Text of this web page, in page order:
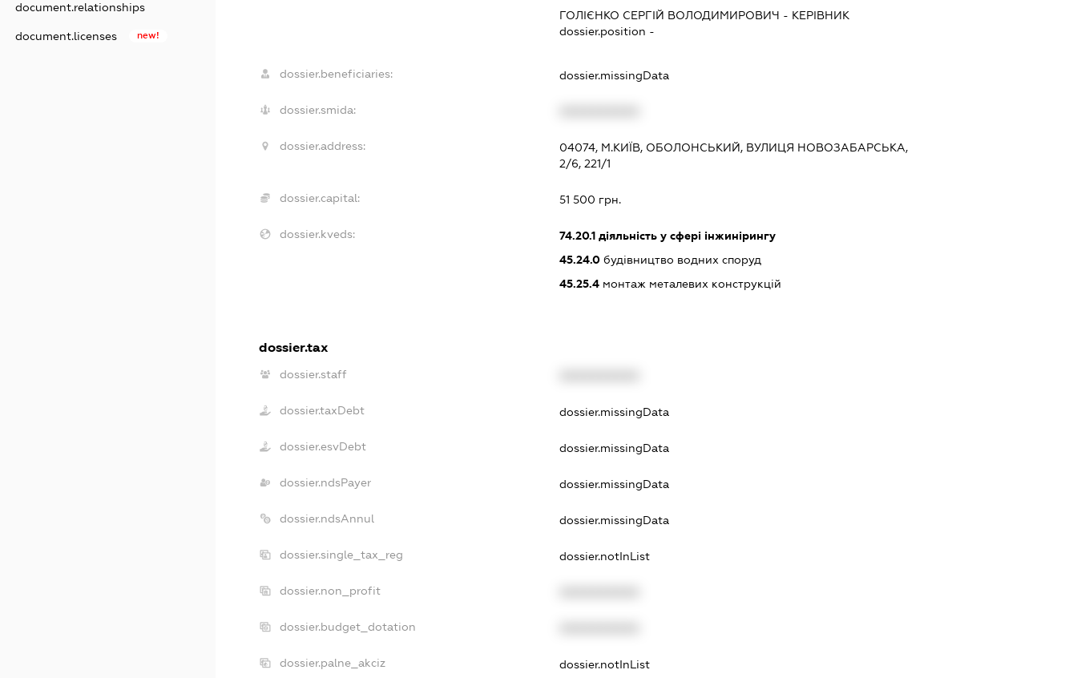
document.relationships
document.licenses new!
ГОЛІЄНКО СЕРГІЙ ВОЛОДИМИРОВИЧ - КЕРІВНИК
dossier.position -
dossier.beneficiaries: dossier.missingData
dossier.smida:
dossier.address:
04074, М.КИЇВ, ОБОЛОНСЬКИЙ, ВУЛИЦЯ НОВОЗАБАРСЬКА,
2/6, 221/1
dossier.capital: 51 500 грн.
dossier.kveds: 74.20.1діяльність у сфері інжинірингу
45.24.0будівництво водних споруд
45.25.4монтаж металевих конструкцій
dossier.tax
dossier.staff
dossier.taxDebt dossier.missingData
dossier.esvDebt dossier.missingData
dossier.ndsPayer dossier.missingData
dossier.ndsAnnul dossier.missingData
dossier.single_tax_reg dossier.notInList
dossier.non_profit
dossier.budget_dotation
dossier.palne_akciz dossier.notInList